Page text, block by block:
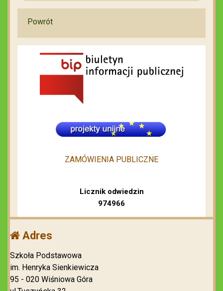
Powrót
ZAMÓWIENIA PUBLICZNE
Licznik odwiedzin
974966
Adres
Szkoła Podstawowa
im. Henryka Sienkiewicza
95 - 020 Wiśniowa Góra